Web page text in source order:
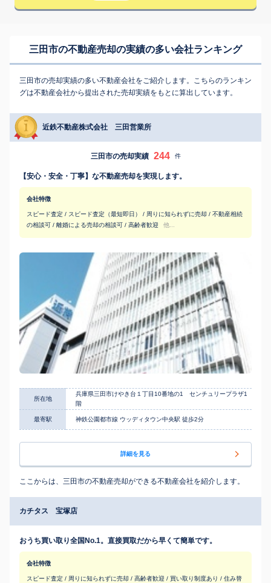
三田市の不動産売却の実績の多い会社ランキング
三田市の売却実績の多い不動産会社をご紹介します。こちらのランキン
グは不動産会社から提出された売却実績をもとに算出しています。
近鉄不動産株式会社 三田営業所
三田市の売却実績 244 件
【安心・安全・丁寧】な不動産売却を実現します。
会社特徴
スピード査定 / スピード査定（最短即日） / 周りに知られずに売却 / 不動産相続
の相談可 / 離婚による売却の相談可 / 高齢者歓迎
他...
所在地
兵庫県三田市けやき台１丁目10番地の1 センチュリープラザ1
階
最寄駅 神鉄公園都市線 ウッディタウン中央駅 徒歩2分
詳細を見る
ここからは、三田市の不動産売却ができる不動産会社を紹介します。
カチタス 宝塚店
おうち買い取り全国No.1。直接買取だから早くて簡単です。
会社特徴
スピード査定 / 周りに知られずに売却 / 高齢者歓迎 / 買い取り制度あり / 住み替